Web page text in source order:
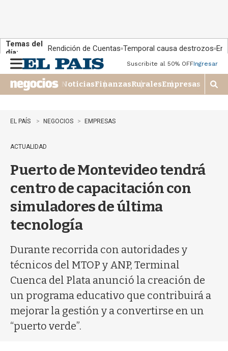
Temas del
día:
Rendición de Cuentas Temporal causa destrozos En
n
u
Suscribite al 50% OFFIngresar
NoticiasFinanzasRuralesEmpresas
M
o
EL PAÍS NEGOCIOS EMPRESAS
ACTUALIDAD
Puerto de Montevideo tendrá
centro de capacitación con
simuladores de última
tecnología
Durante recorrida con autoridades y
técnicos del MTOP y ANP, Terminal
Cuenca del Plata anunció la creación de
un programa educativo que contribuirá a
mejorar la gestión y a convertirse en un
“puerto verde”.